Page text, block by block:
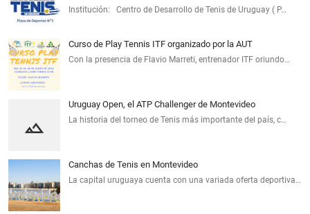
Institución: Centro de Desarrollo de Tenis de Uruguay ( P…
Curso de Play Tennis ITF organizado por la AUT
Con la presencia de Flavio Marreti, entrenador ITF oriundo…
Uruguay Open, el ATP Challenger de Montevideo
La historia del torneo de Tenis más importante del país, c…
Canchas de Tenis en Montevideo
La capital uruguaya cuenta con una variada oferta deportiva…